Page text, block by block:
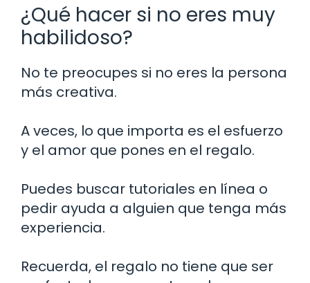
¿Qué hacer si no eres muy
habilidoso?
No te preocupes si no eres la persona
más creativa.
A veces, lo que importa es el esfuerzo
y el amor que pones en el regalo.
Puedes buscar tutoriales en línea o
pedir ayuda a alguien que tenga más
experiencia.
Recuerda, el regalo no tiene que ser